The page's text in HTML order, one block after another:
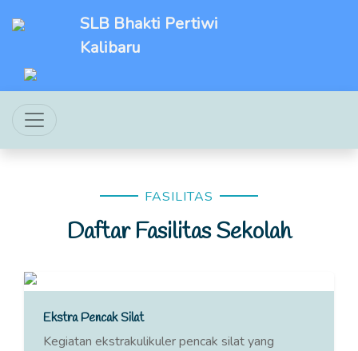
SLB Bhakti Pertiwi
Kalibaru
FASILITAS
Daftar Fasilitas Sekolah
Ekstra Pencak Silat
Kegiatan ekstrakulikuler pencak silat yang